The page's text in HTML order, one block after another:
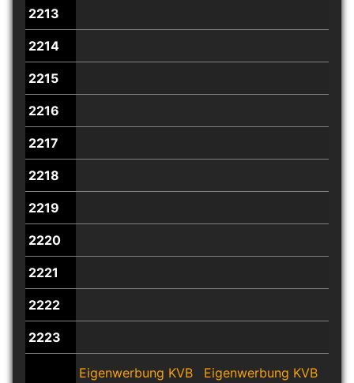
2213
2214
2215
2216
2217
2218
2219
2220
2221
2222
2223
Eigenwerbung KVB
Eigenwerbung KVB